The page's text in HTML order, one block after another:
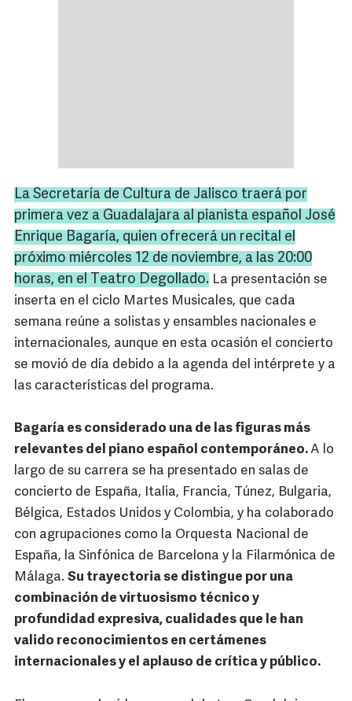
La Secretaría de Cultura de Jalisco traerá por
primera vez a Guadalajara al pianista español José
Enrique Bagaría, quien ofrecerá un recital el
próximo miércoles 12 de noviembre, a las 20:00
horas, en el Teatro Degollado. La presentación se
inserta en el ciclo Martes Musicales, que cada
semana reúne a solistas y ensambles nacionales e
internacionales, aunque en esta ocasión el concierto
se movió de día debido a la agenda del intérprete y a
las características del programa.
Bagaría es considerado una de las figuras más
relevantes del piano español contemporáneo.A lo
largo de su carrera se ha presentado en salas de
concierto de España, Italia, Francia, Túnez, Bulgaria,
Bélgica, Estados Unidos y Colombia, y ha colaborado
con agrupaciones como la Orquesta Nacional de
España, la Sinfónica de Barcelona y la Filarmónica de
Málaga. Su trayectoria se distingue por una
combinación de virtuosismo técnico y
profundidad expresiva, cualidades que le han
valido reconocimientos en certámenes
internacionales y el aplauso de crítica y público.